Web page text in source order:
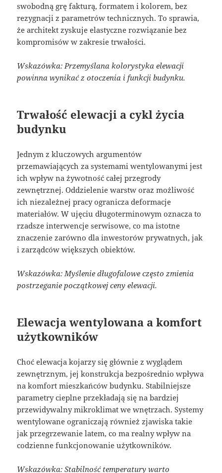
swobodną grę fakturą, formatem i kolorem, bez
rezygnacji z parametrów technicznych. To sprawia,
że architekt zyskuje elastyczne rozwiązanie bez
kompromisów w zakresie trwałości.
Wskazówka: Przemyślana kolorystyka elewacji
powinna wynikać z otoczenia i funkcji budynku.
Trwałość elewacji a cykl życia
budynku
Jednym z kluczowych argumentów
przemawiających za systemami wentylowanymi jest
ich wpływ na żywotność całej przegrody
zewnętrznej. Oddzielenie warstw oraz możliwość
ich niezależnej pracy ogranicza deformacje
materiałów. W ujęciu długoterminowym oznacza to
rzadsze interwencje serwisowe, co ma istotne
znaczenie zarówno dla inwestorów prywatnych, jak
i zarządców większych obiektów.
Wskazówka: Myślenie długofalowe często zmienia
postrzeganie początkowej ceny elewacji.
Elewacja wentylowana a komfort
użytkowników
Choć elewacja kojarzy się głównie z wyglądem
zewnętrznym, jej konstrukcja bezpośrednio wpływa
na komfort mieszkańców budynku. Stabilniejsze
parametry cieplne przekładają się na bardziej
przewidywalny mikroklimat we wnętrzach. Systemy
wentylowane ograniczają również zjawiska takie
jak przegrzewanie latem, co ma realny wpływ na
codzienne funkcjonowanie użytkowników.
Wskazówka: Stabilność temperatury warto